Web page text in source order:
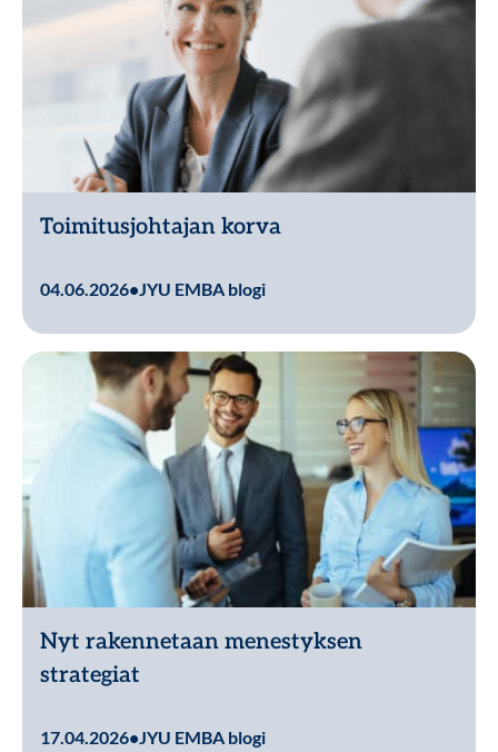
Toimitusjohtajan korva
04.06.2026•JYU EMBA blogi
Nyt rakennetaan menestyksen
strategiat
17.04.2026• JYU EMBA blogi